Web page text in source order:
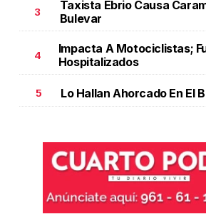
3
Taxista Ebrio Causa
Bulevar
4
Impacta A Motociclistas;
Hospitalizados
5 Lo Hallan Ahorcado En El